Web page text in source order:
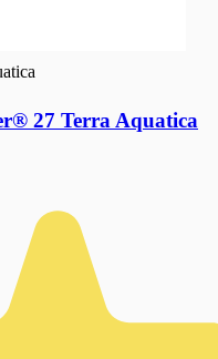
27 Terra Aquatica